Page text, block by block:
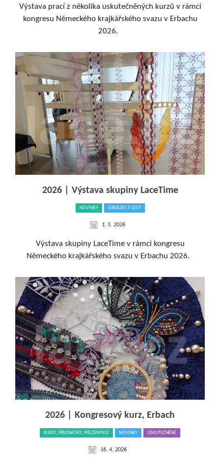
Výstava prací z několika uskutečněných kurzů v rámci
kongresu Německého krajkářského svazu v Erbachu
2026.
2026 | Výstava skupiny LaceTime
NOVINKY OBRÁZKY Z CEST
1. 5. 2026
Výstava skupiny LaceTime v rámci kongresu
Německého krajkářského svazu v Erbachu 2026.
2026 | Kongresový kurz, Erbach
KURZY, PŘEDNÁŠKY, PREZENTACE NOVINKY USKUTEČNĚNÉ
16. 4. 2026